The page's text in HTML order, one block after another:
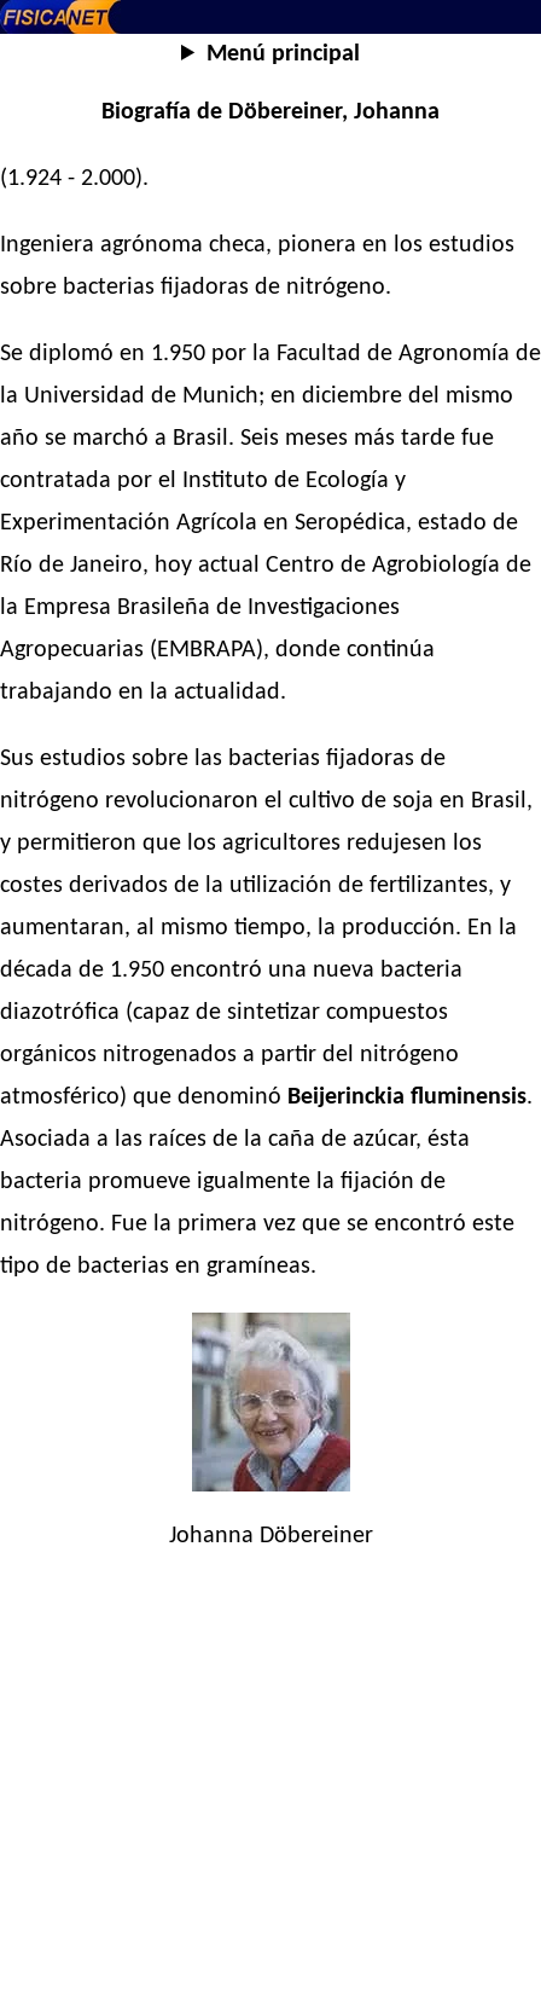
Menú principal
Biografía de Döbereiner, Johanna
(1.924 - 2.000).
Ingeniera agrónoma checa, pionera en los estudios
sobre bacterias fijadoras de nitrógeno.
Se diplomó en 1.950 por la Facultad de Agronomía de
la Universidad de Munich; en diciembre del mismo
año se marchó a Brasil. Seis meses más tarde fue
contratada por el Instituto de Ecología y
Experimentación Agrícola en Seropédica, estado de
Río de Janeiro, hoy actual Centro de Agrobiología de
la Empresa Brasileña de Investigaciones
Agropecuarias (EMBRAPA), donde continúa
trabajando en la actualidad.
Sus estudios sobre las bacterias fijadoras de
nitrógeno revolucionaron el cultivo de soja en Brasil,
y permitieron que los agricultores redujesen los
costes derivados de la utilización de fertilizantes, y
aumentaran, al mismo tiempo, la producción. En la
década de 1.950 encontró una nueva bacteria
diazotrófica (capaz de sintetizar compuestos
orgánicos nitrogenados a partir del nitrógeno
atmosférico) que denominó Beijerinckia fluminensis.
Asociada a las raíces de la caña de azúcar, ésta
bacteria promueve igualmente la fijación de
nitrógeno. Fue la primera vez que se encontró este
tipo de bacterias en gramíneas.
Johanna Döbereiner